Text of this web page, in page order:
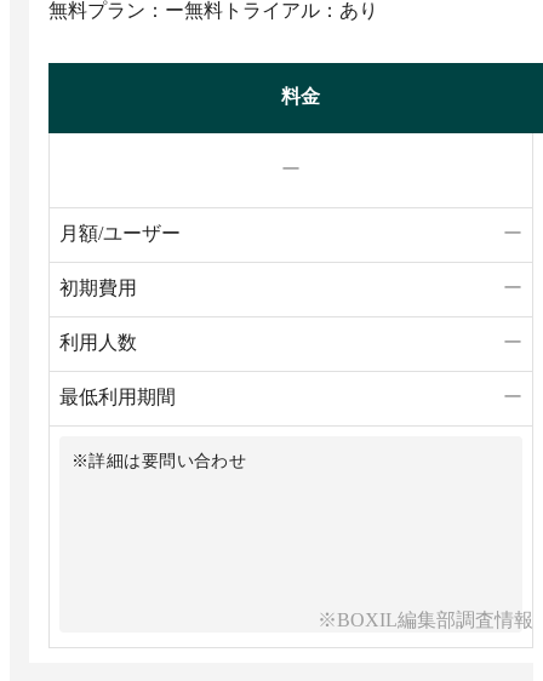
無料プラン：ー無料トライアル：あり
料金
ー
月額/ユーザー ー
初期費用 ー
利用人数 ー
最低利用期間 ー
※詳細は要問い合わせ
※BOXIL編集部調査情報